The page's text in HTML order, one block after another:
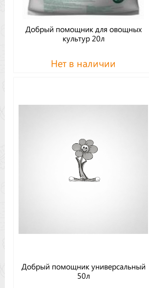
Добрый помощник для овощных
культур 20л
Нет в наличии
Добрый помощник универсальный
50л